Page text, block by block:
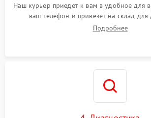
Наш курьер приедет к вам в удобное для
ваш телефон и привезет на склад для
Подробнее